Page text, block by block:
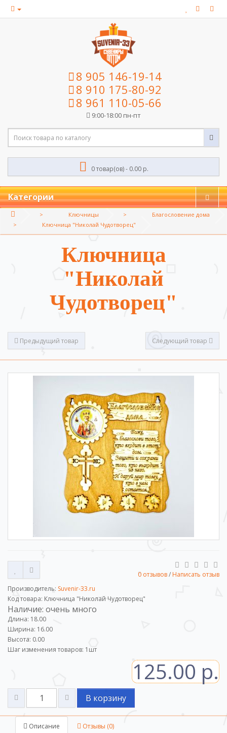
8 905 146-19-14
8 910 175-80-92
8 961 110-05-66
9:00-18:00 пн-пт
0 товар(ов) - 0.00 р.
Категории
Ключницы
Благословение дома
Ключница "Николай Чудотворец"
Ключница
"Николай
Чудотворец"
Предыдущий товар Следующий товар
0 отзывов/ Написать отзыв
Производитель: Suvenir-33.ru
Код товара: Ключница "Николай Чудотворец"
Наличие: очень много
Длина: 18.00
Ширина: 16.00
Высота: 0.00
Шаг изменения товаров: 1 шт
125.00 р.
В корзину
Описание Отзывы (0)